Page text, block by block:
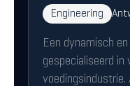
Engineering
Een dynamisch
gespecialiseerd in
voedingsindustrie.